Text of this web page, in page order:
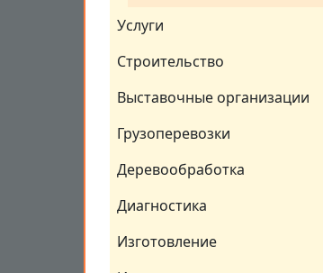
Услуги
Строительство
Выставочные организации
Грузоперевозки
Деревообработка
Диагностика
Изготовление